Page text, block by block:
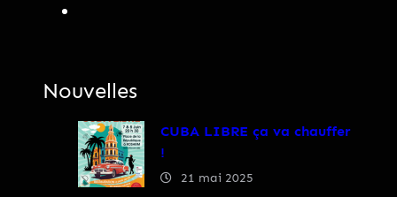
Nouvelles
CUBA LIBRE ça va chauffer
!
21 mai 2025